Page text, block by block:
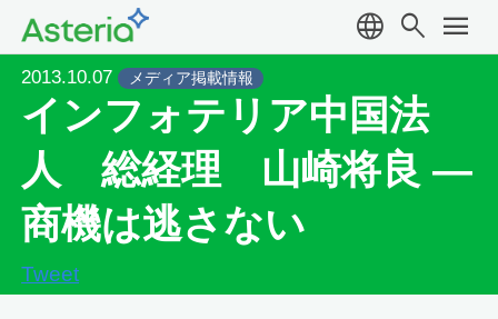
language search menu
2013.10.07 メディア掲載情報
インフォテリア中国法
人 総経理 山崎将良 —
商機は逃さない
Tweet